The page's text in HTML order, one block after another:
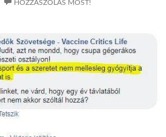
HOZZÁSZÓLÁS MOST!